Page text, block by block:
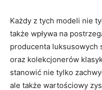
Każdy z tych modeli nie⁢
także⁢ wpływa na
⁢producenta ⁤luksusowych
oraz kolekcjonerów
stanowić nie tylko
ale także wartościowy